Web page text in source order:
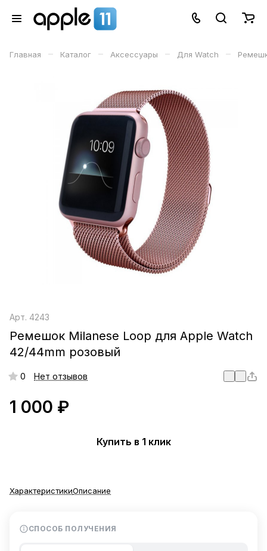
Главная – Каталог – Аксессуары – Для Watch –
Арт. 4243
Ремешок Milanese Loop для Apple Watch
42/44mm розовый
0 Нет отзывов
1 000 ₽
Купить в 1 клик
ХарактеристикиОписание
СПОСОБ ПОЛУЧЕНИЯ